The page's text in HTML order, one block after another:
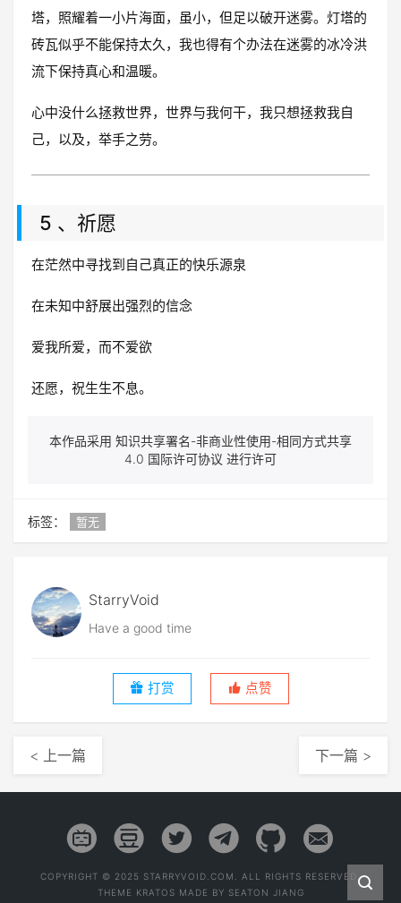
塔，照耀着一小片海面，虽小，但足以破开迷雾。灯塔的
砖瓦似乎不能保持太久，我也得有个办法在迷雾的冰冷洪
流下保持真心和温暖。
心中没什么拯救世界，世界与我何干，我只想拯救我自
己，以及，举手之劳。
5 、祈愿
在茫然中寻找到自己真正的快乐源泉
在未知中舒展出强烈的信念
爱我所爱，而不爱欲
还愿，祝生生不息。
本作品采用 知识共享署名-非商业性使用-相同方式共享
4.0 国际许可协议 进行许可
标签： 暂无
StarryVoid
Have a good time
打赏 点赞
< 上一篇 下一篇 >
COPYRIGHT © 2025 STARRYVOID.COM. ALL RIGHTS RESERVED.
THEME KRATOS MADE BY SEATON JIANG